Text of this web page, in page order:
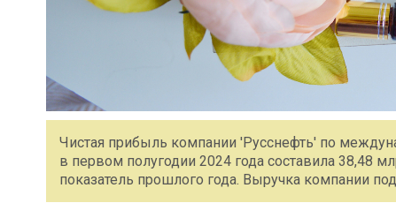
Чистая прибыль компании 'Русснефть' по
в первом полугодии 2024 года составила 38,48
показатель прошлого года. Выручка компании